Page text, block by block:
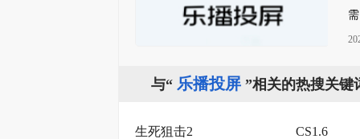
与“ 乐播投屏”相关的热搜关键
生死狙击2
CS1.6